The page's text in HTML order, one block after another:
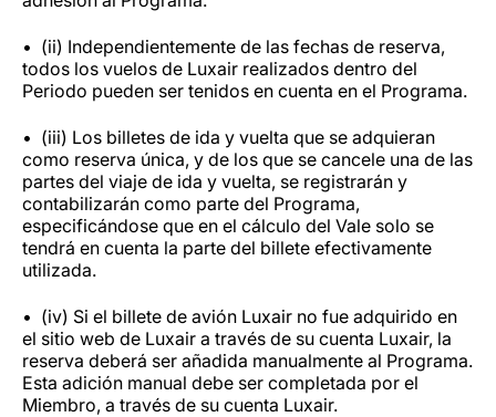
(ii) Independientemente de las fechas de reserva,
todos los vuelos de Luxair realizados dentro del
Periodo pueden ser tenidos en cuenta en el Programa.
(iii) Los billetes de ida y vuelta que se adquieran
como reserva única, y de los que se cancele una de las
partes del viaje de ida y vuelta, se registrarán y
contabilizarán como parte del Programa,
especificándose que en el cálculo del Vale solo se
tendrá en cuenta la parte del billete efectivamente
utilizada.
(iv) Si el billete de avión Luxair no fue adquirido en
el sitio web de Luxair a través de su cuenta Luxair, la
reserva deberá ser añadida manualmente al Programa.
Esta adición manual debe ser completada por el
Miembro, a través de su cuenta Luxair.